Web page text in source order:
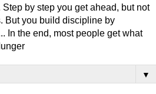
by step you get ahead, but not
But you build discipline by
In the end, most people get what
▼